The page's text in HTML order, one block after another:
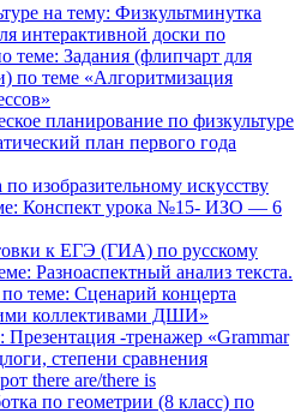
на тему: Физкультминутка
интерактивной доски по
теме: Задания (флипчарт для
по теме «Алгоритмизация
планирование по физкультуре
план первого года
изобразительному искусству
Конспект урока №15- ИЗО — 6
к ЕГЭ (ГИА) по русскому
Разноаспектный анализ текста.
теме: Сценарий концерта
коллективами ДШИ»
Презентация -тренажер «Grammar
степени сравнения
there are/there is
по геометрии (8 класс) по